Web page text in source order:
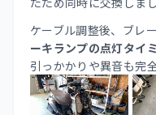
ケーブル調整後、ブレ
ーキランプの点灯タイ
引っかかりや異音も完